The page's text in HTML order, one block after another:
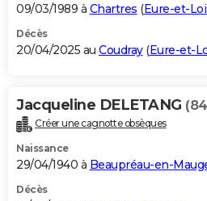
09/03/1989 à Chartres (Eure-et-
Décès
20/04/2025 au Coudray(Eure-et-
Jacqueline DELETANG
Créer une cagnotte obsèques
Naissance
29/04/1940 à Beaupréau-en-
Décès